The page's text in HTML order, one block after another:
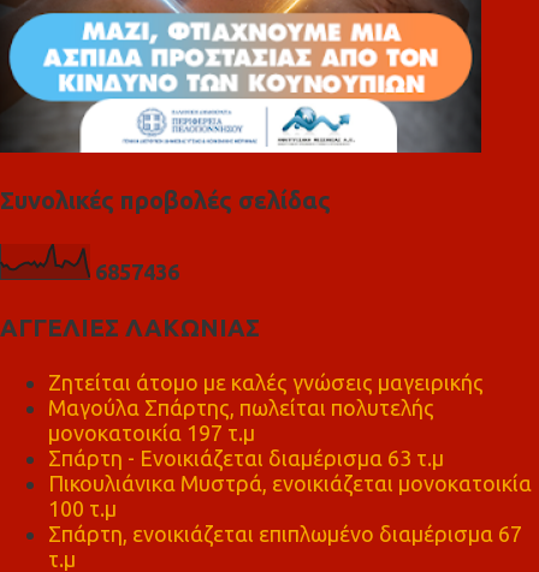
Συνολικές προβολές σελίδας
6857436
ΑΓΓΕΛΙΕΣ ΛΑΚΩΝΙΑΣ
Ζητείται άτομο με καλές γνώσεις μαγειρικής
Μαγούλα Σπάρτης, πωλείται πολυτελής
μονοκατοικία 197 τ.μ
Σπάρτη - Ενοικιάζεται διαμέρισμα 63 τ.μ
Πικουλιάνικα Μυστρά, ενοικιάζεται μονοκατοικία
100 τ.μ
Σπάρτη, ενοικιάζεται επιπλωμένο διαμέρισμα 67
τ.μ